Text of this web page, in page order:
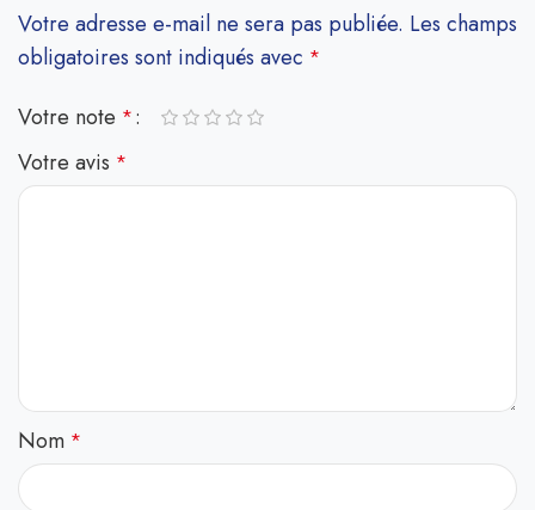
Votre adresse e-mail ne sera pas publiée. Les champs
obligatoires sont indiqués avec *
Votre note *
Votre avis *
Nom *